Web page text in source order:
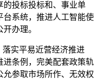
的投标投标和、事业单
台系统，推进人工智能使
办理。
实平易近营经济推进
进条例，完美配套政策轨
参取市场所作、无效权